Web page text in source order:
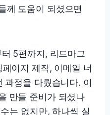
께 도움이 되셨으면
5편까지, 리드마그
이지 제작, 이메일 너
과정을 다뤘습니다. 이
만들 준비가 되셨나
는 없지만, 하나씩 실